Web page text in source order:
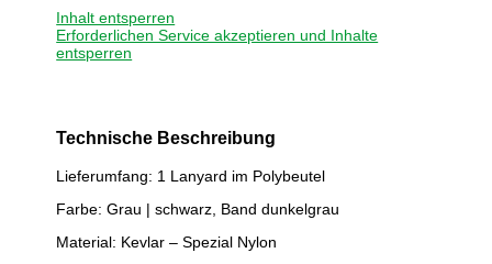
Inhalt entsperren
Erforderlichen Service akzeptieren und Inhalte
entsperren
Technische Beschreibung
Lieferumfang: 1 Lanyard im Polybeutel
Farbe: Grau | schwarz, Band dunkelgrau
Material: Kevlar – Spezial Nylon